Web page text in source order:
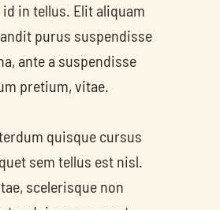
id in tellus. Elit aliquam
purus suspendisse
ante a suspendisse
pretium, vitae.
quisque cursus
sem tellus est nisl.
scelerisque non